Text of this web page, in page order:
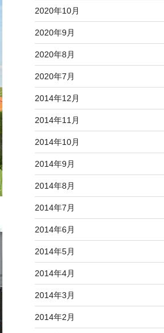
2020年10月
2020年9月
2020年8月
2020年7月
2014年12月
2014年11月
2014年10月
2014年9月
2014年8月
2014年7月
2014年6月
2014年5月
2014年4月
2014年3月
2014年2月